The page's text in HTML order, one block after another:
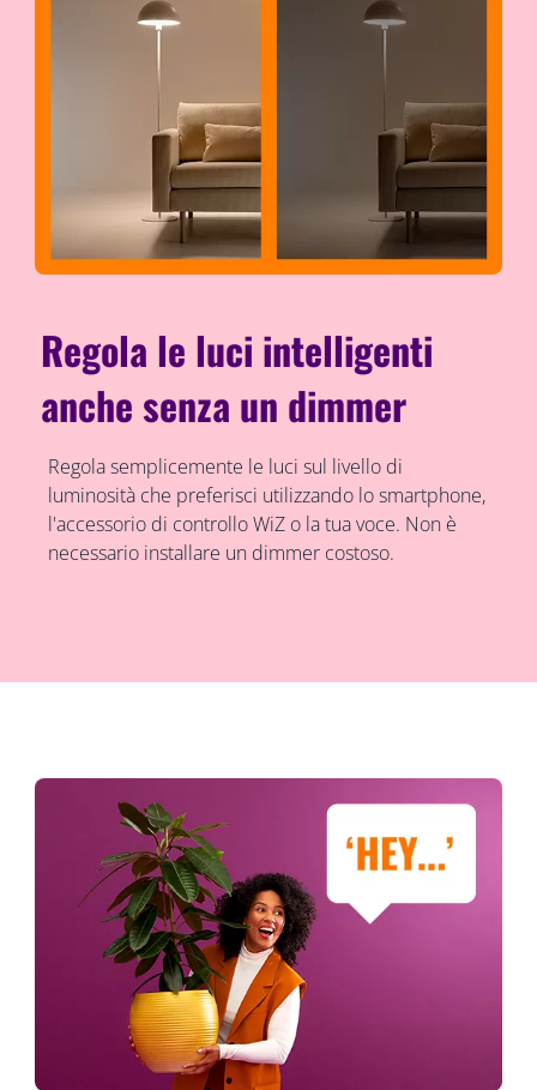
Regola le luci intelligenti
anche senza un dimmer
Regola semplicemente le luci sul livello di
luminosità che preferisci utilizzando lo smartphone,
l'accessorio di controllo WiZ o la tua voce. Non è
necessario installare un dimmer costoso.